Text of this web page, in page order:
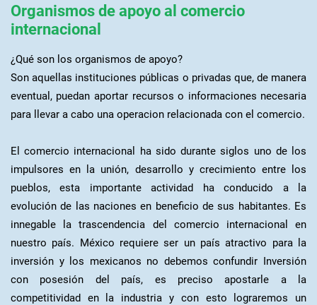
Organismos de apoyo al comercio
internacional
¿Qué son los organismos de apoyo?
Son aquellas instituciones públicas o privadas que, de manera
eventual, puedan aportar recursos o informaciones necesaria
para llevar a cabo una operacion relacionada con el comercio.
El comercio internacional ha sido durante siglos uno de los
impulsores en la unión, desarrollo y crecimiento entre los
pueblos, esta importante actividad ha conducido a la
evolución de las naciones en beneficio de sus habitantes. Es
innegable la trascendencia del comercio internacional en
nuestro país. México requiere ser un país atractivo para la
inversión y los mexicanos no debemos confundir Inversión
con posesión del país, es preciso apostarle a la
competitividad en la industria y con esto lograremos un